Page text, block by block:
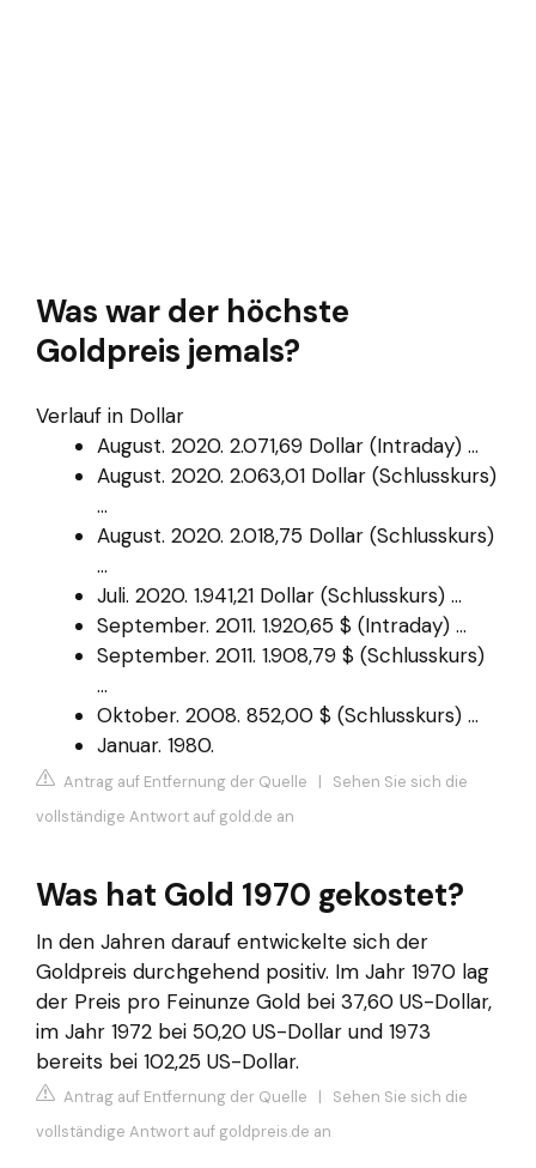
Was war der höchste
Goldpreis jemals?
Verlauf in Dollar
August. 2020. 2.071,69 Dollar (Intraday) ...
August. 2020. 2.063,01 Dollar (Schlusskurs)
...
August. 2020. 2.018,75 Dollar (Schlusskurs)
...
Juli. 2020. 1.941,21 Dollar (Schlusskurs) ...
September. 2011. 1.920,65 $ (Intraday) ...
September. 2011. 1.908,79 $ (Schlusskurs)
...
Oktober. 2008. 852,00 $ (Schlusskurs) ...
Januar. 1980.
Antrag auf Entfernung der Quelle | Sehen Sie sich die
vollständige Antwort auf gold.de an
Was hat Gold 1970 gekostet?
In den Jahren darauf entwickelte sich der
Goldpreis durchgehend positiv. Im Jahr 1970 lag
der Preis pro Feinunze Gold bei 37,60 US-Dollar,
im Jahr 1972 bei 50,20 US-Dollar und 1973
bereits bei 102,25 US-Dollar.
Antrag auf Entfernung der Quelle | Sehen Sie sich die
vollständige Antwort auf goldpreis.de an